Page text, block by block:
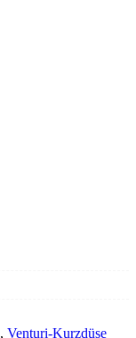
, Venturi-Kurzdüse